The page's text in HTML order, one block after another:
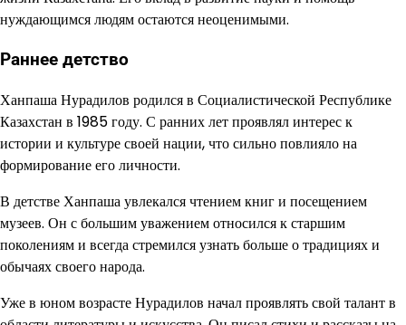
нуждающимся людям остаются неоценимыми.
Раннее детство
Ханпаша Нурадилов родился в Социалистической Республике
Казахстан в 1985 году. С ранних лет проявлял интерес к
истории и культуре своей нации, что сильно повлияло на
формирование его личности.
В детстве Ханпаша увлекался чтением книг и посещением
музеев. Он с большим уважением относился к старшим
поколениям и всегда стремился узнать больше о традициях и
обычаях своего народа.
Уже в юном возрасте Нурадилов начал проявлять свой талант в